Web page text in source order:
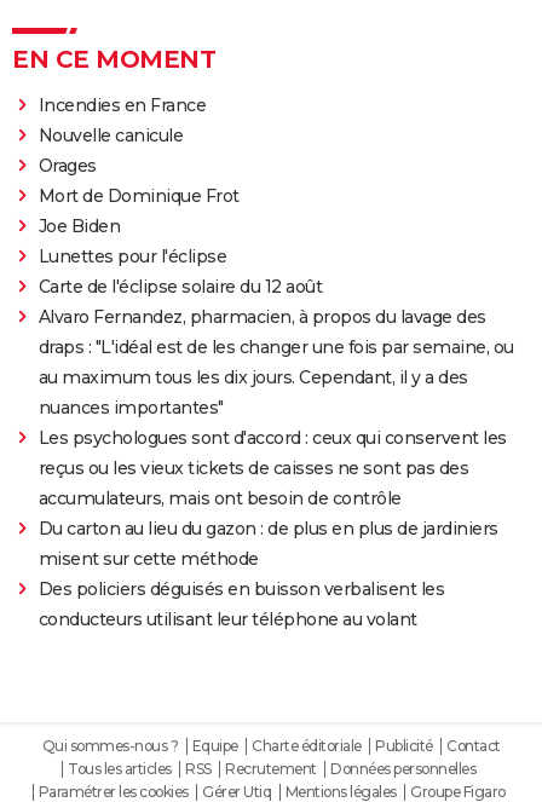
EN CE MOMENT
Incendies en France
Nouvelle canicule
Orages
Mort de Dominique Frot
Joe Biden
Lunettes pour l'éclipse
Carte de l'éclipse solaire du 12 août
Alvaro Fernandez, pharmacien, à propos du lavage des
draps : "L'idéal est de les changer une fois par semaine, ou
au maximum tous les dix jours. Cependant, il y a des
nuances importantes"
Les psychologues sont d'accord : ceux qui conservent les
reçus ou les vieux tickets de caisses ne sont pas des
accumulateurs, mais ont besoin de contrôle
Du carton au lieu du gazon : de plus en plus de jardiniers
misent sur cette méthode
Des policiers déguisés en buisson verbalisent les
conducteurs utilisant leur téléphone au volant
Qui sommes-nous ? Equipe Charte éditoriale Publicité
Contact
Tous les articles
RSS Recrutement
Données personnelles
Paramétrer les cookies
Gérer Utiq Mentions légales Groupe Figaro